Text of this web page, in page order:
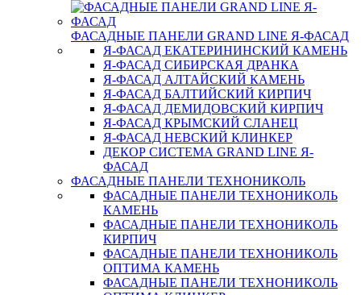
ФАСАДНЫЕ ПАНЕЛИ GRAND LINE Я-ФАСАД
Я-ФАСАД ЕКАТЕРИНИНСКИЙ КАМЕНЬ
Я-ФАСАД СИБИРСКАЯ ДРАНКА
Я-ФАСАД АЛТАЙСКИЙ КАМЕНЬ
Я-ФАСАД БАЛТИЙСКИЙ КИРПИЧ
Я-ФАСАД ДЕМИДОВСКИЙ КИРПИЧ
Я-ФАСАД КРЫМСКИЙ СЛАНЕЦ
Я-ФАСАД НЕВСКИЙ КЛИНКЕР
ДЕКОР СИСТЕМА GRAND LINE Я-
ФАСАД
ФАСАДНЫЕ ПАНЕЛИ ТЕХНОНИКОЛЬ
ФАСАДНЫЕ ПАНЕЛИ ТЕХНОНИКОЛЬ
КАМЕНЬ
ФАСАДНЫЕ ПАНЕЛИ ТЕХНОНИКОЛЬ
КИРПИЧ
ФАСАДНЫЕ ПАНЕЛИ ТЕХНОНИКОЛЬ
ОПТИМА КАМЕНЬ
ФАСАДНЫЕ ПАНЕЛИ ТЕХНОНИКОЛЬ